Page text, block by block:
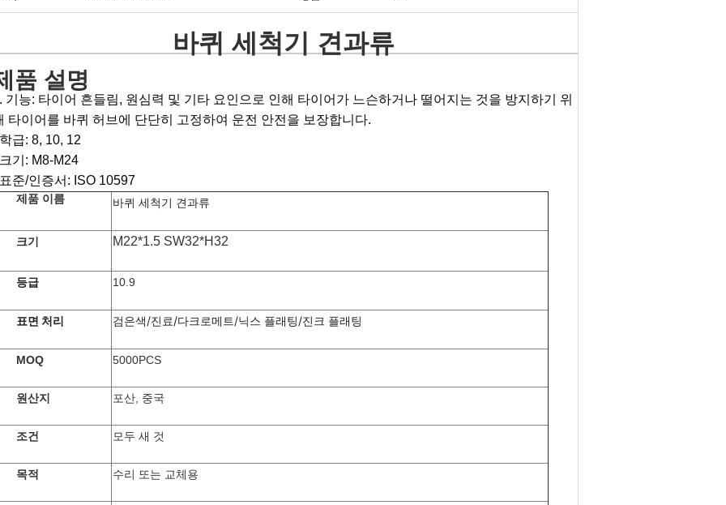
바퀴 세척기 견과류
품 설명
기능: 타이어 흔들림, 원심력 및 기타 요인으로 인해 타이어가 느슨하거나 떨어지는 것을 방지하기 위
타이어를 바퀴 허브에 단단히 고정하여 운전 안전을 보장합니다.
급: 8, 10, 12
기: M8-M24
준/인증서: ISO 10597
제품 이름 바퀴 세척기 견과류
크기 M22*1.5 SW32*H32
등급 10.9
표면 처리 검은색/진료/다크로메트/닉스 플래팅/진크 플래팅
MOQ 5000PCS
원산지 포산, 중국
조건 모두 새 것
목적 수리 또는 교체용